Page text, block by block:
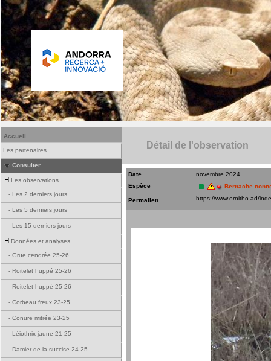
Accueil
Les partenaires
Consulter
Les observations
- Les 2 derniers jours
- Les 5 derniers jours
- Les 15 derniers jours
Données et analyses
- Grue cendrée 25-26
- Roitelet huppé 25-26
- Roitelet huppé 25-26
- Corbeau freux 23-25
- Conure mitrée 23-25
- Léiothrix jaune 21-25
- Damier de la succise 24-25
Détail de l'observation
Date
novembre 2024
Espèce
Bernache
Permalien